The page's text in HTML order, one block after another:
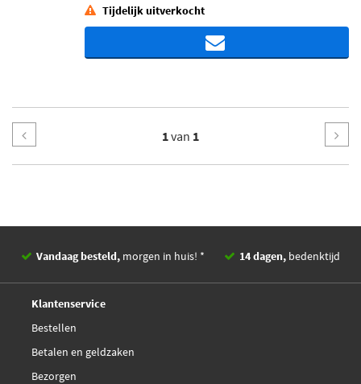
Tijdelijk uitverkocht
1van 1
Vandaag besteld, morgen in huis! * 14 dagen, bedenktijd
Klantenservice
Bestellen
Betalen en geldzaken
Bezorgen